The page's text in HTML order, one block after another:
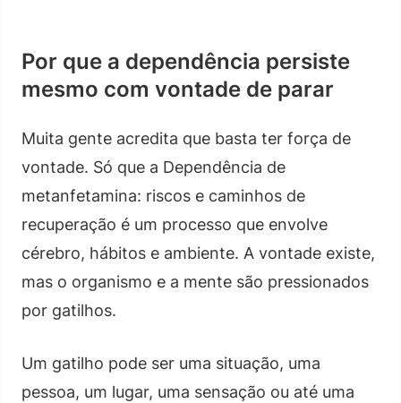
Por que a dependência persiste
mesmo com vontade de parar
Muita gente acredita que basta ter força de
vontade. Só que a Dependência de
metanfetamina: riscos e caminhos de
recuperação é um processo que envolve
cérebro, hábitos e ambiente. A vontade existe,
mas o organismo e a mente são pressionados
por gatilhos.
Um gatilho pode ser uma situação, uma
pessoa, um lugar, uma sensação ou até uma